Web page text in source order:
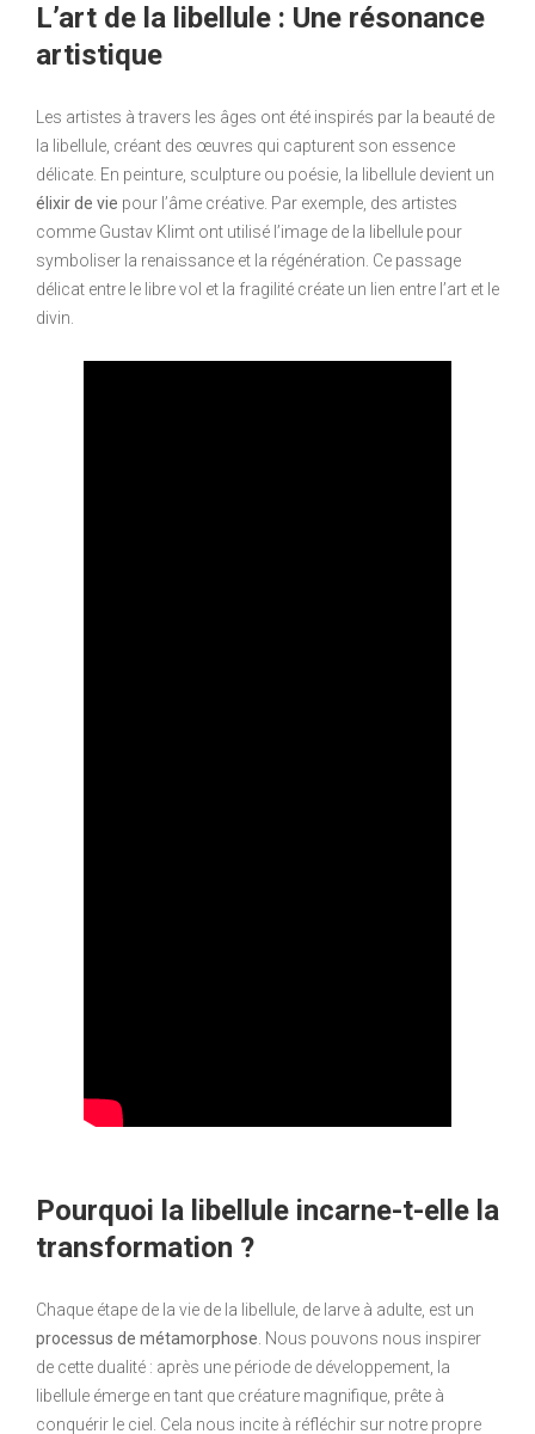
L’art de la libellule : Une résonance
artistique
Les artistes à travers les âges ont été inspirés par la beauté de
la libellule, créant des œuvres qui capturent son essence
délicate. En peinture, sculpture ou poésie, la libellule devient un
élixir de vie pour l’âme créative. Par exemple, des artistes
comme Gustav Klimt ont utilisé l’image de la libellule pour
symboliser la renaissance et la régénération. Ce passage
délicat entre le libre vol et la fragilité créate un lien entre l’art et le
divin.
Pourquoi la libellule incarne-t-elle la
transformation ?
Chaque étape de la vie de la libellule, de larve à adulte, est un
processus de métamorphose. Nous pouvons nous inspirer
de cette dualité : après une période de développement, la
libellule émerge en tant que créature magnifique, prête à
conquérir le ciel. Cela nous incite à réfléchir sur notre propre